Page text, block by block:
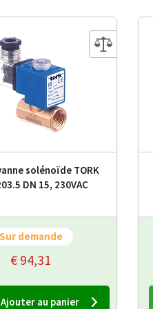
solénoïde TORK
DN 15, 230VAC
Sur demande
€ 94,31
Ajouter au panier